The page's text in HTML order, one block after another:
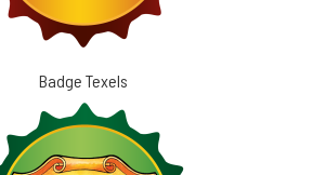
Badge Texels